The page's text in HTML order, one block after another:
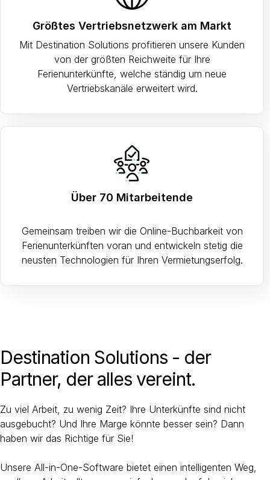
Größtes Vertriebsnetzwerk am Markt
Mit Destination Solutions profitieren unsere Kunden
von der größten Reichweite für Ihre
Ferienunterkünfte, welche ständig um neue
Vertriebskanäle erweitert wird.
Über 70 Mitarbeitende
Gemeinsam treiben wir die Online-Buchbarkeit von
Ferienunterkünften voran und entwickeln stetig die
neusten Technologien für Ihren Vermietungserfolg.
Destination Solutions - der
Partner, der alles vereint.
Zu viel Arbeit, zu wenig Zeit? Ihre Unterkünfte sind nicht
ausgebucht? Und Ihre Marge könnte besser sein? Dann
haben wir das Richtige für Sie!
Unsere All-in-One-Software bietet einen intelligenten Weg,